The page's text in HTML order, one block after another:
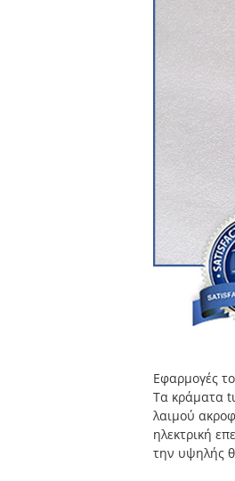
Εφαρμογές
Τα κράματα
λαιμού
ηλεκτρική
την υψηλής